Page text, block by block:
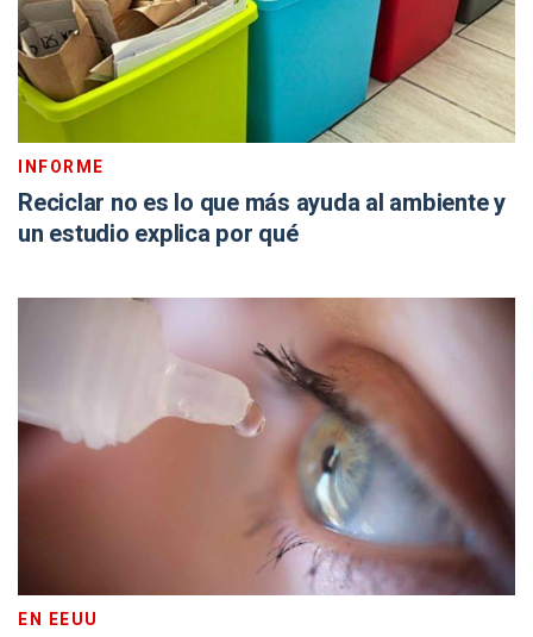
INFORME
Reciclar no es lo que más ayuda al ambiente y
un estudio explica por qué
EN EEUU